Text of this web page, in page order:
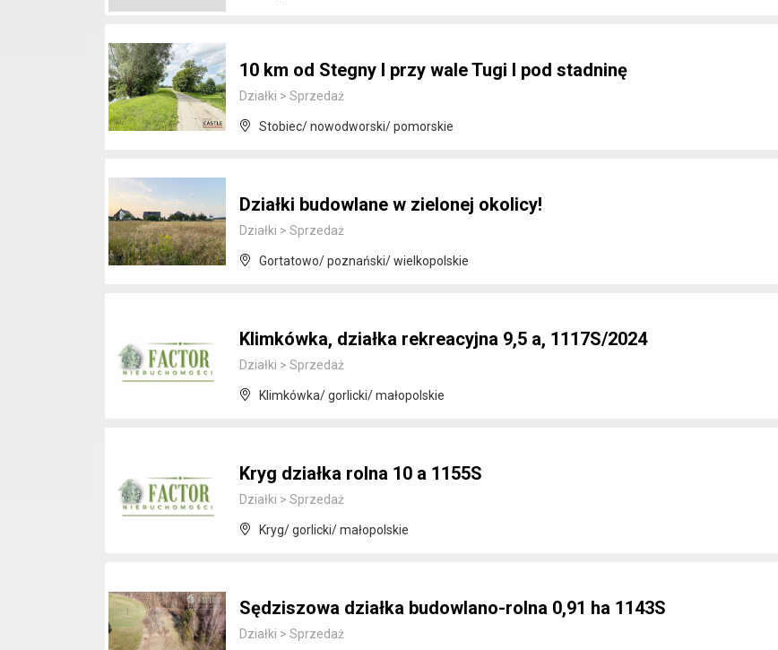
10 km od Stegny I przy wale Tugi I pod stadninę
Działki > Sprzedaż
Stobiec/ nowodworski/ pomorskie
Działki budowlane w zielonej okolicy!
Działki > Sprzedaż
Gortatowo/ poznański/ wielkopolskie
Klimkówka, działka rekreacyjna 9,5 a, 1117S/2024
Działki > Sprzedaż
Klimkówka/ gorlicki/ małopolskie
Kryg działka rolna 10 a 1155S
Działki > Sprzedaż
Kryg/ gorlicki/ małopolskie
Sędziszowa działka budowlano-rolna 0,91 ha 1143S
Działki > Sprzedaż